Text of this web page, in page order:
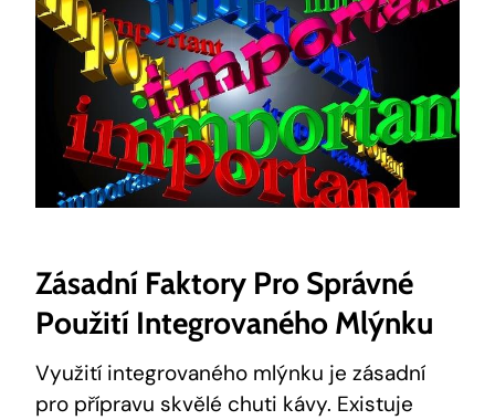
Zásadní Faktory Pro Správné
Použití Integrovaného Mlýnku
Využití integrovaného mlýnku je zásadní
pro přípravu skvělé chuti kávy. Existuje